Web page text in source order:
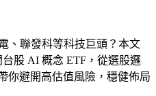
、聯發科等科技巨頭？本文
台股 AI 概念 ETF，從選股邏
你避開高估值風險，穩健佈局